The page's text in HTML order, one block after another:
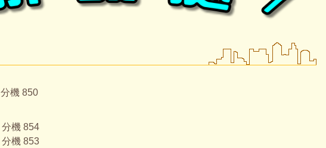
分機 850
分機 854
分機 853